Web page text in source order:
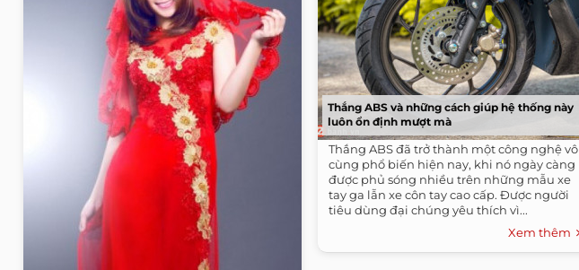
Thắng ABS và những cách giúp hệ thống này
luôn ổn định mượt mà
Thắng ABS đã trở thành một công nghệ vô
cùng phổ biến hiện nay, khi nó ngày càng
được phủ sóng nhiều trên những mẫu xe
tay ga lẫn xe côn tay cao cấp. Được người
tiêu dùng đại chúng yêu thích vì...
Xem thêm